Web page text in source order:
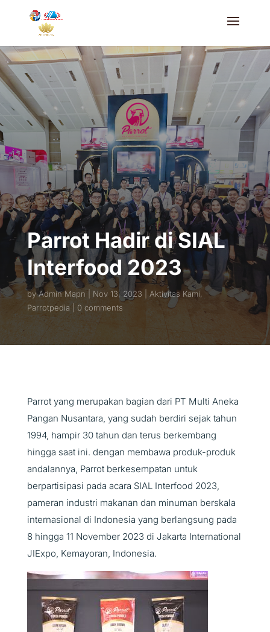
Parrot Hadir di SIAL
Interfood 2023
byAdmin Mapn Nov 13, 2023 Aktivitas Kami,
Parrotpedia
0 comments
Parrot yang merupakan bagian dari PT Multi Aneka
Pangan Nusantara, yang sudah berdiri sejak tahun
1994, hampir 30 tahun dan terus berkembang
hingga saat ini. dengan membawa produk-produk
andalannya, Parrot berkesempatan untuk
berpartisipasi pada acara SIAL Interfood 2023,
pameran industri makanan dan minuman berskala
internasional di Indonesia yang berlangsung pada
8 hingga 11 November 2023 di Jakarta International
JIExpo, Kemayoran, Indonesia.